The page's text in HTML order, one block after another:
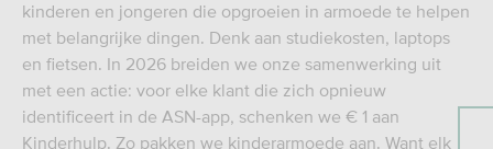
kinderen en jongeren die opgroeien in armoede te helpen
met belangrijke dingen. Denk aan studiekosten, laptops
en fietsen. In 2026 breiden we onze samenwerking uit
met een actie: voor elke klant die zich opnieuw
identificeert in de ASN-app, schenken we € 1 aan
Kinderhulp. Zo pakken we kinderarmoede aan. Want elk